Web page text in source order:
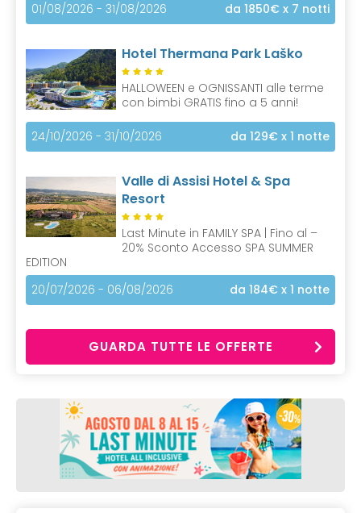
01/08/2026 - 31/08/2026 da 1850€ x 7 notti
Hotel Thermana Park Laško
HALLOWEEN e OGNISSANTI alle terme
con bimbi GRATIS fino a 5 anni!
24/10/2026 - 31/10/2026 da 129€ x 1 notte
Valle di Assisi Hotel & Spa
Resort
Last Minute in FAMILY SPA | Fino al –
20% Sconto Accesso SPA SUMMER
EDITION
20/07/2026 - 06/08/2026
da 184€ x 1 notte
GUARDA TUTTE LE OFFERTE